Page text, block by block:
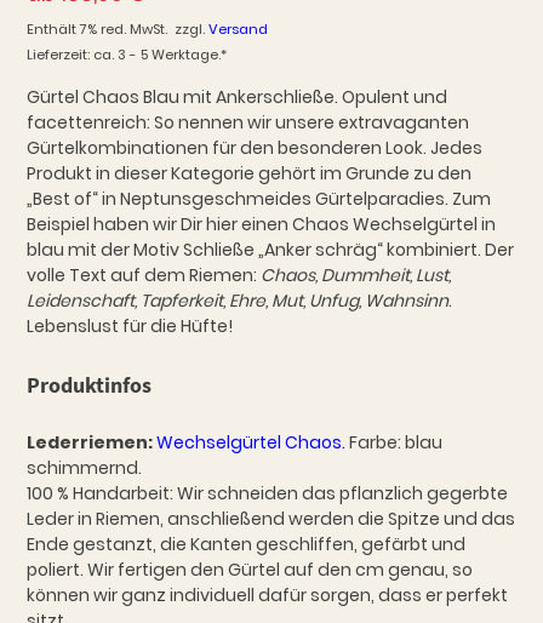
Enthält 7% red. MwSt. zzgl.Versand
Lieferzeit: ca. 3 - 5 Werktage.*
Gürtel Chaos Blau mit Ankerschließe. Opulent und
facettenreich: So nennen wir unsere extravaganten
Gürtelkombinationen für den besonderen Look. Jedes
Produkt in dieser Kategorie gehört im Grunde zu den
„Best of“ in Neptunsgeschmeides Gürtelparadies. Zum
Beispiel haben wir Dir hier einen Chaos Wechselgürtel in
blau mit der Motiv Schließe „Anker schräg“ kombiniert. Der
volle Text auf dem Riemen: Chaos, Dummheit, Lust,
Leidenschaft, Tapferkeit, Ehre, Mut, Unfug, Wahnsinn.
Lebenslust für die Hüfte!
Produktinfos
Lederriemen:Wechselgürtel Chaos. Farbe: blau
schimmernd.
100 % Handarbeit: Wir schneiden das pflanzlich gegerbte
Leder in Riemen, anschließend werden die Spitze und das
Ende gestanzt, die Kanten geschliffen, gefärbt und
poliert. Wir fertigen den Gürtel auf den cm genau, so
können wir ganz individuell dafür sorgen, dass er perfekt